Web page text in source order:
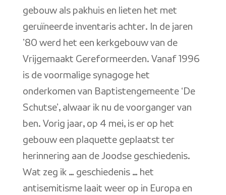
gebouw als pakhuis en lieten het met
geruïneerde inventaris achter. In de jaren
’80 werd het een kerkgebouw van de
Vrijgemaakt Gereformeerden. Vanaf 1996
is de voormalige synagoge het
onderkomen van Baptistengemeente ‘De
Schutse’, alwaar ik nu de voorganger van
ben. Vorig jaar, op 4 mei, is er op het
gebouw een plaquette geplaatst ter
herinnering aan de Joodse geschiedenis.
Wat zeg ik … geschiedenis … het
antisemitisme laait weer op in Europa en